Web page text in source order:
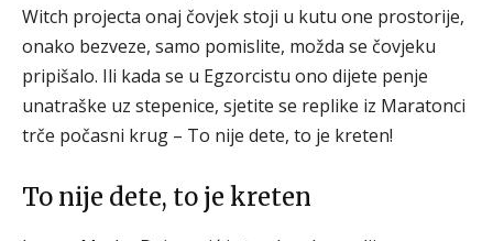
Witch projecta onaj čovjek stoji u kutu one prostorije,
onako bezveze, samo pomislite, možda se čovjeku
pripišalo. Ili kada se u Egzorcistu ono dijete penje
unatraške uz stepenice, sjetite se replike iz Maratonci
trče počasni krug – To nije dete, to je kreten!
To nije dete, to je kreten